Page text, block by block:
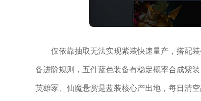
仅依靠抽取无法实现紫装快速量产，搭配
备进阶规则，五件蓝色装备有稳定概率合成紫
英雄冢、仙魔悬赏是蓝装核心产出地，每日清